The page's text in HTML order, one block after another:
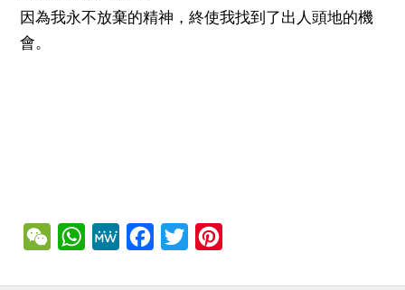
因為我永不放棄的精神，終使我找到了出人頭地的機
會。
WeChatWhatsApp
MeWe Facebook
Twitter